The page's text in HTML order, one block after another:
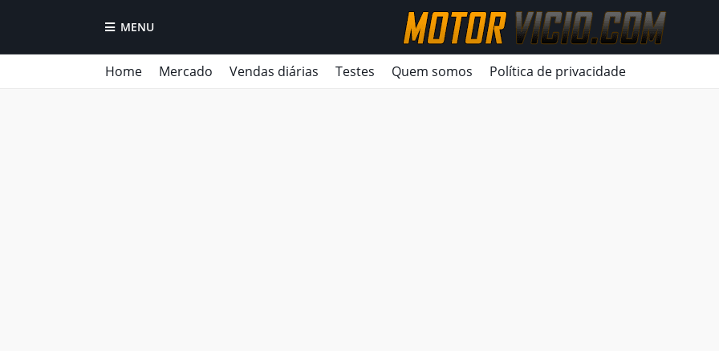
MENU
Home Mercado Vendas diárias Testes Quem somos Política de privacidade